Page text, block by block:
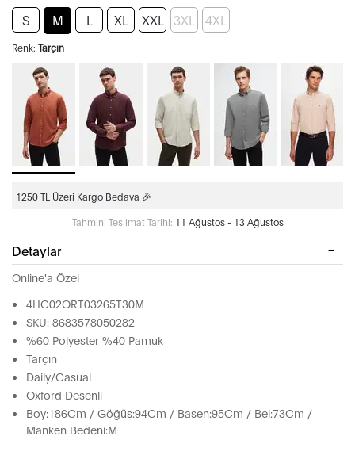
S M L XL XXL 3XL 4XL
Renk: Tarçın
1250 TL Üzeri Kargo Bedava 🎉
Tahmini Teslimat Tarihi: 11 Ağustos - 13 Ağustos
Detaylar
Online'a Özel
4HC02ORT03265T30M
SKU: 8683578050282
%60 Polyester %40 Pamuk
Tarçın
Daily/Casual
Oxford Desenli
Boy:186Cm / Göğüs:94Cm / Basen:95Cm / Bel:73Cm /
Manken Bedeni:M